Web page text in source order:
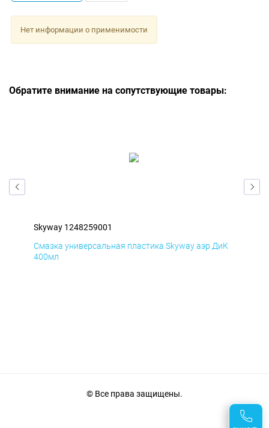
Нет информации о применимости
Обратите внимание на сопутствующие товары:
Skyway 1248259001
Смазка универсальная пластика Skyway аэр ДиК
400мл
© Все права защищены.